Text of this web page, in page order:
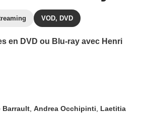
VOD, DVD
en DVD ou Blu-ray avec Henri
Barrault, Andrea Occhipinti
Laetitia